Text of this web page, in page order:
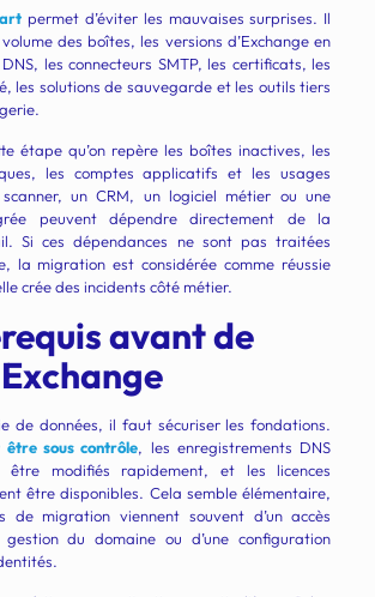
permet d’éviter les mauvaises surprises. Il
des boîtes, les versions d’Exchange en
les connecteurs SMTP, les certificats, les
les solutions de sauvegarde et les outils tiers
étape qu’on repère les boîtes inactives, les
les comptes applicatifs et les usages
un CRM, un logiciel métier ou une
peuvent dépendre directement de la
Si ces dépendances ne sont pas traitées
la migration est considérée comme réussie
crée des incidents côté métier.
avant de
de données, il faut sécuriser les fondations.
sous contrôle, les enregistrements DNS
être modifiés rapidement, et les licences
être disponibles. Cela semble élémentaire,
de migration viennent souvent d’un accès
du domaine ou d’une configuration